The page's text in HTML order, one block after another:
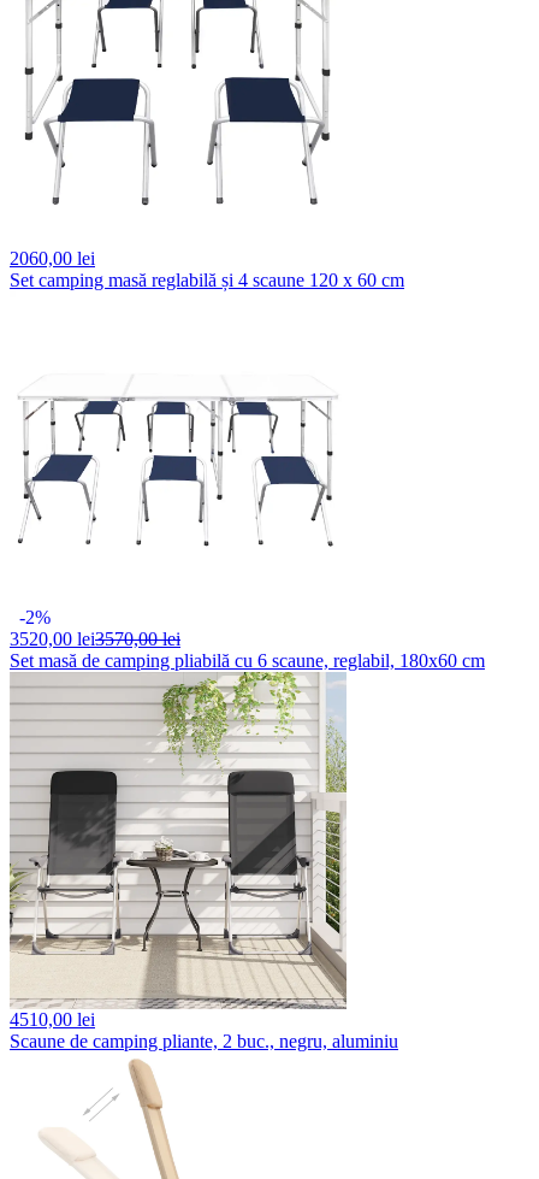
2060,00 lei
Set camping masă reglabilă și 4 scaune 120 x 60 cm
-2%
3520,00 lei3570,00 lei
Set masă de camping pliabilă cu 6 scaune, reglabil, 180x60 cm
4510,00 lei
Scaune de camping pliante, 2 buc., negru, aluminiu